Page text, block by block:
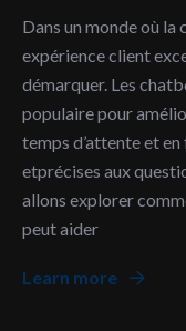
Dans un monde où
expérience client
démarquer. Les
populaire pour
temps d’attente et
etprécises aux
allons explorer
peut aider
Learn more